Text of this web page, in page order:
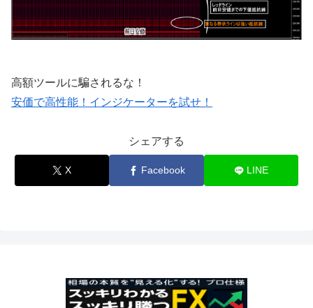
高額ツールに騙されるな！
安価で高性能！インジケーターを試せ！
シェアする
X Facebook LINE